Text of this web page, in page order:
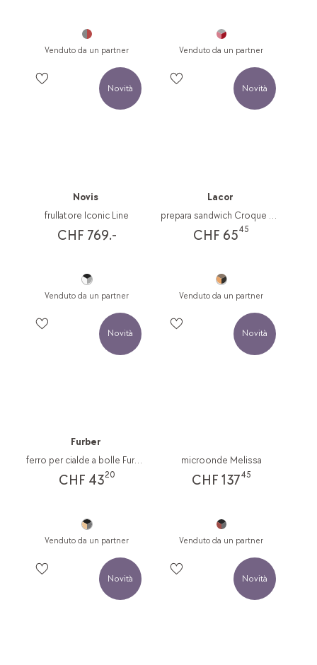
Venduto da un partner Venduto da un partner
Novità
Novis
frullatore Iconic Line
CHF 769.-
Venduto da un partner
Novità
Lacor
prepara sandwich Croque Monsieur
CHF 6545
Venduto da un partner
Novità
Furber
ferro per cialde a bolle Furber
CHF 4320
Venduto da un partner
Novità
microonde Melissa
CHF 13745
Venduto da un partner
Novità Novità